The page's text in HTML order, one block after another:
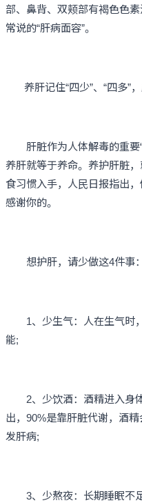
部、鼻背、双颊部有褐色色
常说的“肝病面容”。
养肝记住“四少”、“四多”
肝脏作为人体解毒的重要“
养肝就等于养命。养护肝脏
食习惯入手，人民日报指出，
感谢你的。
想护肝，请少做这4件事：
1、少生气：人在生气时
能;
2、少饮酒：酒精进入身
出，90%是靠肝脏代谢，酒
发肝病;
3、少熬夜：长期睡眠不